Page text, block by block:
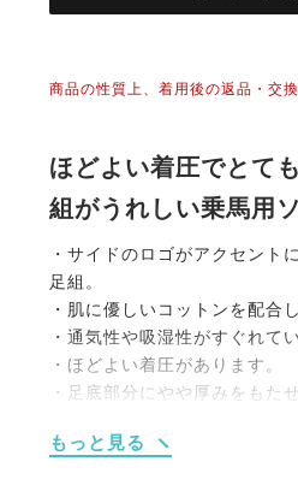
商品の性質上、着用後の返品・交
ほどよい着圧でとて
組がうれしい乗馬用
・サイドのロゴがアクセント
足組。
・肌に優しいコットンを配合
・通気性や吸湿性がすぐれて
・ほどよい着圧があります。
・足底部分にやや厚みをもた
もっと見る